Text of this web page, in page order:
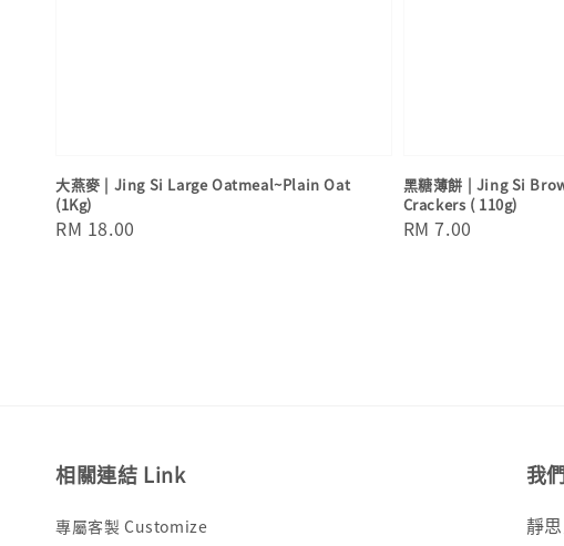
大燕麥 | Jing Si Large Oatmeal~Plain Oat
(1Kg)
Regular
RM 18.00
黑糖薄餅 | Jing Si
Crackers ( 110g)
Regular
RM 7.00
相關連結 Link
專屬客製 Customize
我
靜